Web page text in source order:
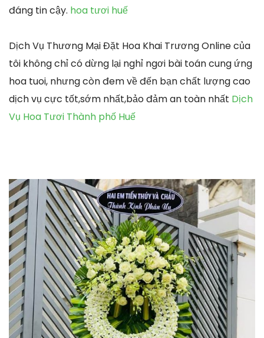
đáng tin cậy. hoa tươi huế
Dịch Vụ Thương Mại Đặt Hoa Khai Trương Online của
tôi không chỉ có dừng lại nghỉ ngơi bài toán cung ứng
hoa tuoi, nhưng còn đem về đến bạn chất lượng cao
dịch vụ cực tốt,sớm nhất,bảo đảm an toàn nhất Dịch
Vụ Hoa Tươi Thành phố Huế